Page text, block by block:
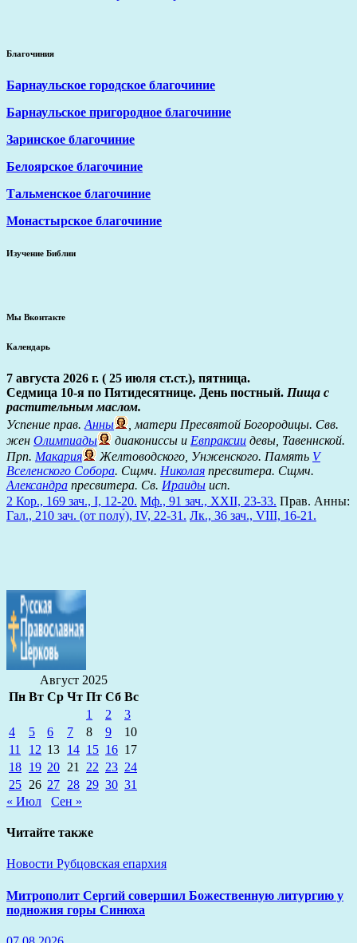
Благочиния
Барнаульское городское благочиние
Барнаульское пригородное благочиние
Заринское благочиние
Белоярское благочиние
Тальменское благочиние
Монастырское благочиние
Изучение Библии
Мы Вконтакте
Календарь
7 августа 2026 г. ( 25 июля ст.ст.), пятница.
Седмица 10-я по Пятидесятнице. День постный. Пища с
растительным маслом.
Успение прав. Анны
, матери Пресвятой Богородицы. Свв.
жен Олимпиады диакониссы и Евпраксии девы, Тавеннской.
Прп. Макария Желтоводского, Унженского. Память V
Вселенского Собора. Сщмч. Николая пресвитера. Сщмч.
Александра пресвитера. Св. Ираиды исп.
2 Кор., 169 зач., I, 12-20. Мф., 91 зач., XXII, 23-33. Прав. Анны:
Гал., 210 зач. (от полу́), IV, 22-31. Лк., 36 зач., VIII, 16-21.
Август 2025
Пн Вт Ср Чт Пт Сб Вс
1
2
3
4
5 6 7 8 9
10
11
12 13 14 15 16 17
18 19 20 21 22 23 24
25 26 27 28 29 30 31
« Июл
Сен »
Читайте также
Новости Рубцовская епархия
Митрополит Сергий совершил Божественную литургию у
подножия горы Синюха